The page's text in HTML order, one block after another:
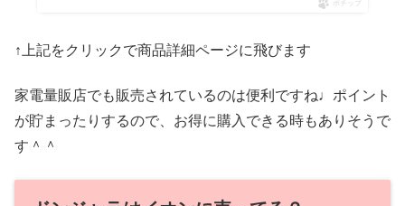
ポチップ
↑上記をクリックで商品詳細ページに飛びます
家電量販店でも販売されているのは便利ですね♩ポイント
が貯まったりするので、お得に購入できる時もありそうで
す＾＾